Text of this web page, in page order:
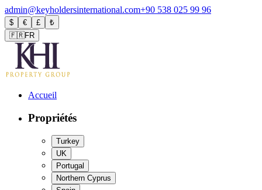
admin@keyholdersinternational.com+90 538 025 99 96
$ € £
₺
🇫🇷FR
Accueil
Propriétés
Turkey
UK
Portugal
Northern Cyprus